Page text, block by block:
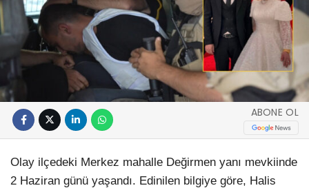
ABONE OL
Olay ilçedeki Merkez mahalle Değirmen yanı mevkiinde
2 Haziran günü yaşandı. Edinilen bilgiye göre, Halis